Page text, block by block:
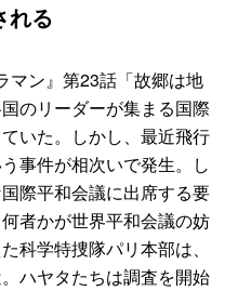
れる
マン』第23話「故郷は地
のリーダーが集まる国際
いた。しかし、最近飛行
事件が相次いで発生。し
際平和会議に出席する要
者かが世界平和会議の妨
科学特捜隊パリ本部は、
ハヤタたちは調査を開始